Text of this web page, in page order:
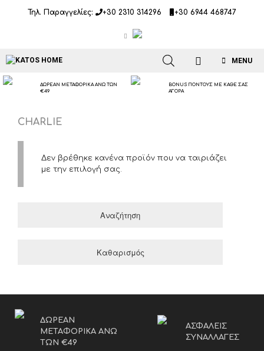
Τηλ. Παραγγελίες: +30 2310 314296 +30 6944 468747
MENU
ΔΩΡΕΑΝ ΜΕΤΑΦΟΡΙΚΑ ΑΝΩ ΤΩΝ
€49
BONUS ΠΟΝΤΟΥΣ ΜΕ ΚΑΘΕ ΣΑΣ
ΑΓΟΡΑ
CHARLIE
Δεν βρέθηκε κανένα προϊόν που να ταιριάζει
με την επιλογή σας.
Αναζήτηση
Καθαρισμός
ΔΩΡΕΑΝ
ΜΕΤΑΦΟΡΙΚΑ ΑΝΩ
ΤΩΝ €49
ΑΣΦΑΛΕΙΣ
ΣΥΝΑΛΛΑΓΕΣ